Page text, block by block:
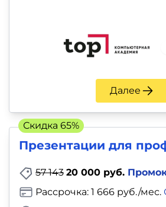
Далее
Презентации для
57 143 20 000 руб.
Рассрочка: 1 666 руб./мес.
Скидка 65%